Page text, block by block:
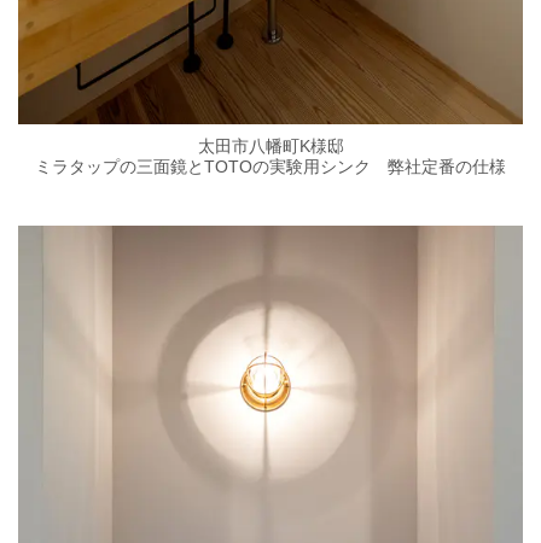
太田市八幡町K様邸
ミラタップの三面鏡とTOTOの実験用シンク 弊社定番の仕様